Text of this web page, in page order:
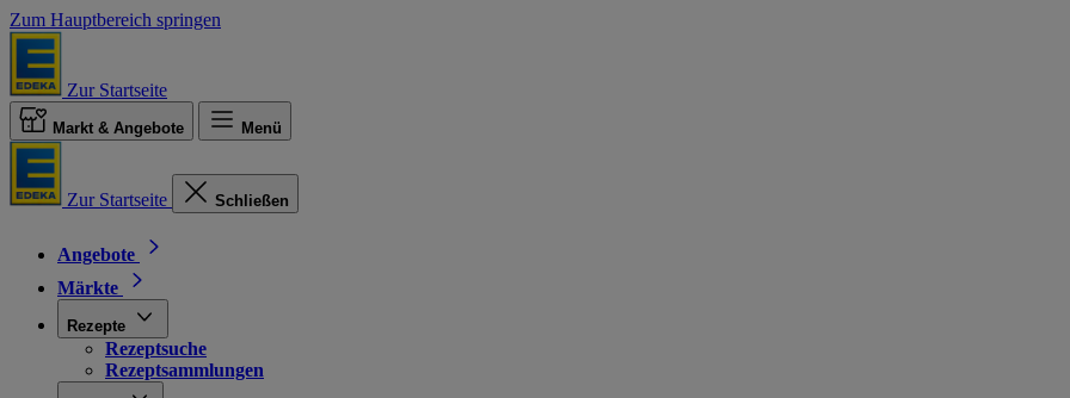
Zum Hauptbereich springen
Zur Startseite
Markt & Angebote Menü
Zur Startseite Schließen
Angebote
Märkte
Rezepte
Rezeptsuche
Rezeptsammlungen